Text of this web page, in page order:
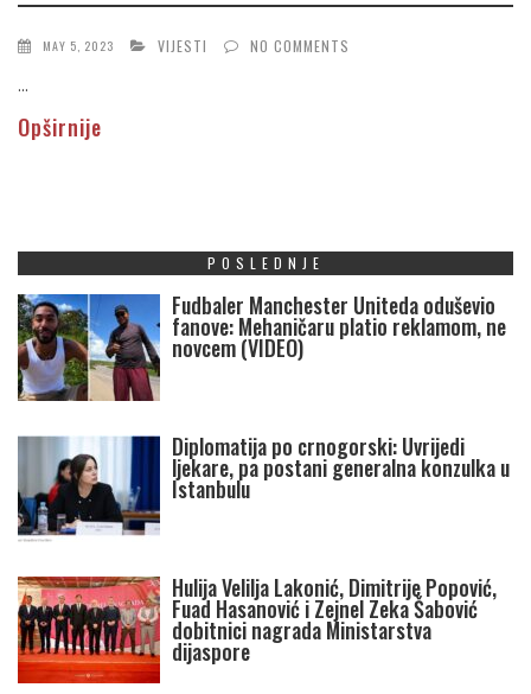
MAY 5, 2023 VIJESTI NO COMMENTS
...
Opširnije
POSLEDNJE
Fudbaler Manchester Uniteda oduševio
fanove: Mehaničaru platio reklamom, ne
novcem (VIDEO)
Diplomatija po crnogorski: Uvrijedi
ljekare, pa postani generalna konzulka u
Istanbulu
Hulija Velilja Lakonić, Dimitrije Popović,
Fuad Hasanović i Zejnel Zeka Šabović
dobitnici nagrada Ministarstva
dijaspore